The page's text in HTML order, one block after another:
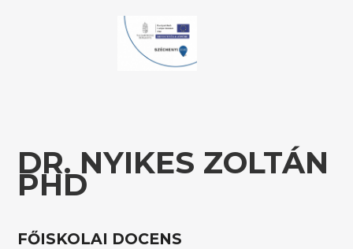
DR. NYIKES ZOLTÁN
PHD
FŐISKOLAI DOCENS